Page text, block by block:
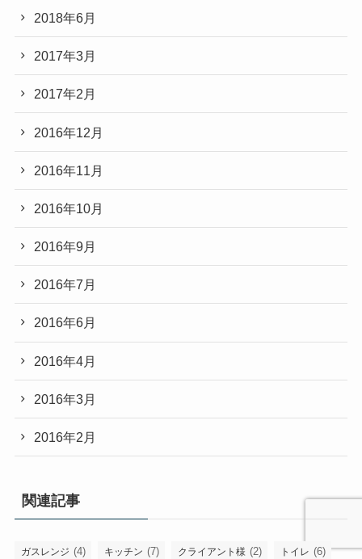
2018年6月
2017年3月
2017年2月
2016年12月
2016年11月
2016年10月
2016年9月
2016年7月
2016年6月
2016年4月
2016年3月
2016年2月
関連記事
ガスレンジ (4) キッチン (7) クライアント様 (2) トイレ (6)